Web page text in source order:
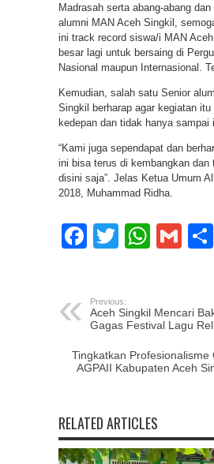
Madrasah serta abang-abang
alumni MAN Aceh Singkil,
ini track record siswa/i MAN
besar lagi untuk bersaing di
Nasional maupun Internasional.
Kemudian, salah satu Senior
Singkil berharap agar kegiatan
kedepan dan tidak hanya sampai
“Kami juga sependapat dan
ini bisa terus di kembangkan dan
disini saja”. Jelas Ketua Umum
2018, Muhammad Ridha.
Facebook
Twitter
Previous:
Aceh Singkil Mencari
Gagas Festival Lagu
Tingkatkan Profesionalisme
AGPAII Kabupaten Aceh
RELATED ARTICLES